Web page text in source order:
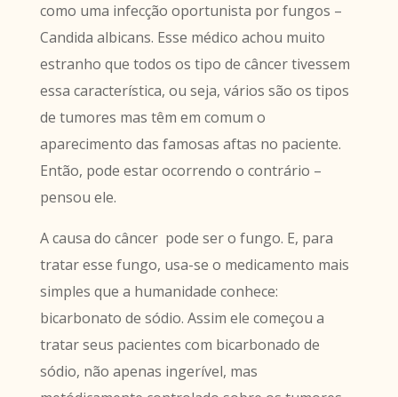
como uma infecção oportunista por fungos –
Candida albicans. Esse médico achou muito
estranho que todos os tipo de câncer tivessem
essa característica, ou seja, vários são os tipos
de tumores mas têm em comum o
aparecimento das famosas aftas no paciente.
Então, pode estar ocorrendo o contrário –
pensou ele.
A causa do câncer pode ser o fungo. E, para
tratar esse fungo, usa-se o medicamento mais
simples que a humanidade conhece:
bicarbonato de sódio. Assim ele começou a
tratar seus pacientes com bicarbonado de
sódio, não apenas ingerível, mas